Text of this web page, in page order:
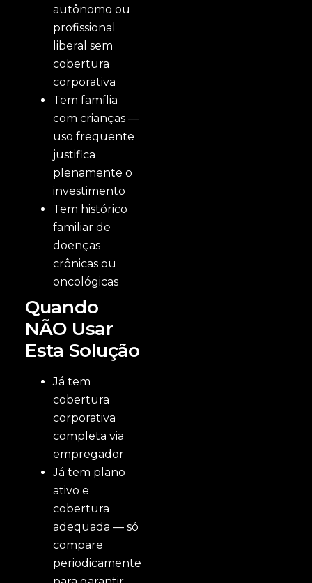
autônomo ou
profissional
liberal sem
cobertura
corporativa
Tem família
com crianças —
uso frequente
justifica
plenamente o
investimento
Tem histórico
familiar de
doenças
crônicas ou
oncológicas
Quando
NÃO Usar
Esta Solução
Já tem
cobertura
corporativa
completa via
empregador
Já tem plano
ativo e
cobertura
adequada — só
compare
periodicamente